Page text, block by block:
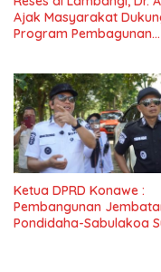
Ajak Masyarakat
Program Pembagunan
Ketua DPRD Konawe :
Pembangunan
Pondidaha-Sabulakoa